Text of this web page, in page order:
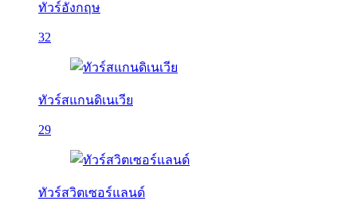
ทัวร์อังกฤษ
32
ทัวร์สแกนดิเนเวีย
29
ทัวร์สวิตเซอร์แลนด์